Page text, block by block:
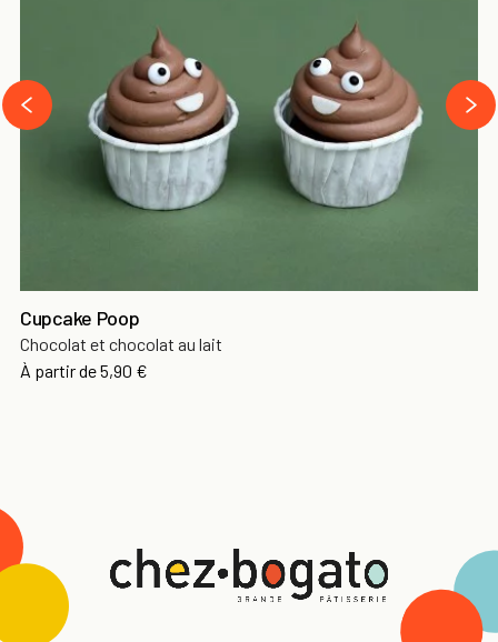
Cupcake Poop
Chocolat et chocolat au lait
À partir de5,90 €
‹
›